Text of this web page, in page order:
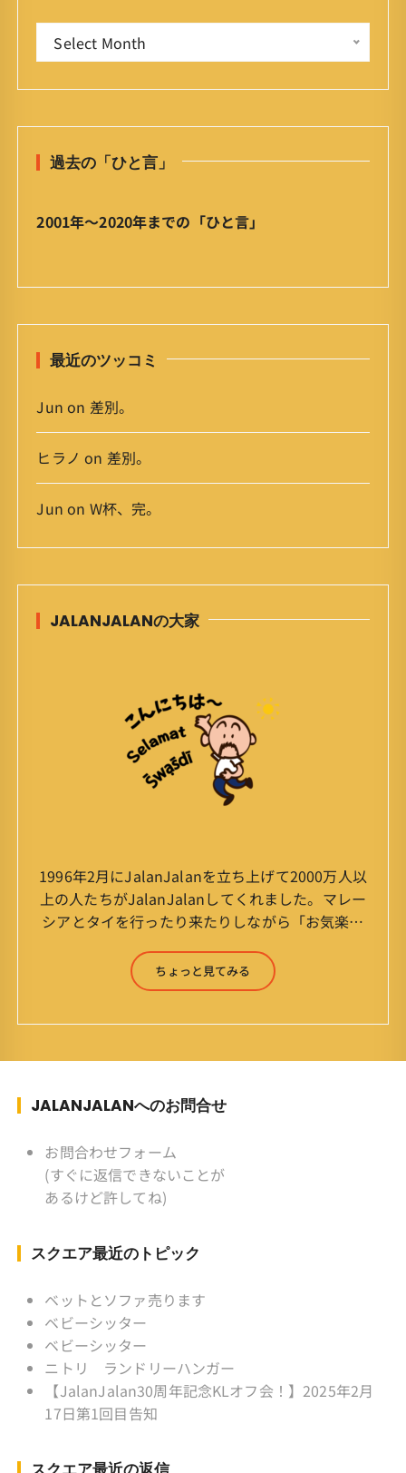
:
ひ
言
ア
イ
Select Month
過去の「ひと言」
2001年〜2020年までの「ひと言」
最近のツッコミ
Jun on 差別。
ヒラノ on 差別。
Jun on W杯、完。
JALANJALANの大家
1996年2月にJalanJalanを立ち上げて2000万人以
上の人たちがJalanJalanしてくれました。マレー
シアとタイを行ったり来たりしながら「お気楽」
森 淳（Jun Yamamori） 生年月日 ：1959年
7月4日(61才) 生まれ ：香港(3才まで)
スポーツ ：水泳(浜名湾流古式泳法、競泳平泳
ク ソフトボール
監督 BKKソフトボール「おぼん
こぼん 」監督 マレーシア歴：1991年から31年
目 タイ歴 ：2001年から21年目
ちょっと見てみる
JALANJALANへのお問合せ
お問合わせフォーム
(すぐに返信できないことが
あるけど許してね)
スクエア最近のトピック
ベットとソファ売ります
ベビーシッター
ベビーシッター
ニトリ ランドリーハンガー
【JalanJalan30周年記念KLオフ会！】2025年2月
17日第1回目告知